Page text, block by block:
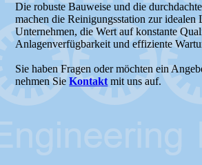
Die robuste Bauweise und die
machen die Reinigungsstation zur idealen
Unternehmen, die Wert auf konstante
Anlagenverfügbarkeit und effiziente
Sie haben Fragen oder möchten ein
nehmen SieKontakt mit uns auf.